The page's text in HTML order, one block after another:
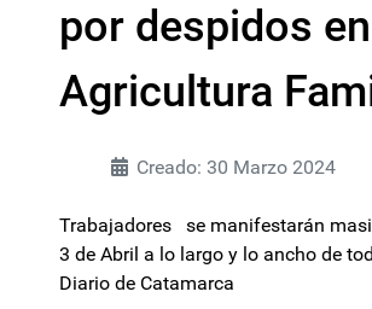
por despidos en
Agricultura
Creado: 30 Marzo 2024
Trabajadores se manifestarán
3 de Abril a lo largo y lo ancho de
Diario de Catamarca